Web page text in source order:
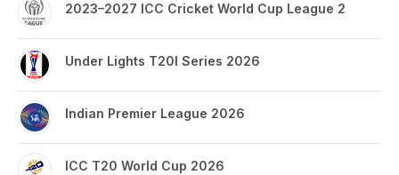
2023–2027 ICC Cricket World Cup League 2
Under Lights T20I Series 2026
Indian Premier League 2026
ICC T20 World Cup 2026